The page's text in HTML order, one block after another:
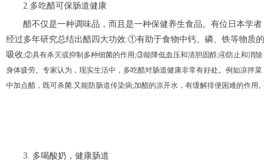
2.多吃醋可保肠道健康
醋不仅是一种调味品，而且是一种保健养生食品。有位日本学者
经过多年研究总结出醋四大功效:①有助于食物中钙、磷、铁等物质的
吸收;②具有杀灭或抑制多种细菌的作用;③能降低血压和清胆固醇;④防止和消除
身体疲劳。专家认为，现实生活中，多吃醋对肠道健康非常有好处。例如凉拌菜
中加点醋，既可杀菌.又能防肠道传染病;加醋的凉开水，有缓解排便困难的作用。
3. 多喝酸奶，健康肠道